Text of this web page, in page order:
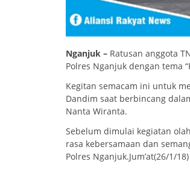
Nganjuk – Ratusan anggota
Polres Nganjuk dengan tema
Kegitan semacam ini ‎untuk
Dandim saat berbincang
Nanta Wiranta.
‎Sebelum dimulai kegiatan
rasa kebersamaan dan
Polres Nganjuk.Jum’at(26/1/18)